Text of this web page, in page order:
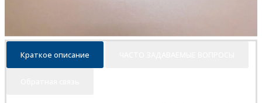
Краткое описание